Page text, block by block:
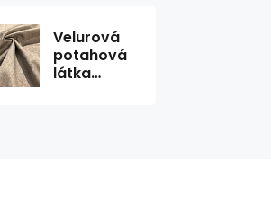
Velurová
potahová
látka